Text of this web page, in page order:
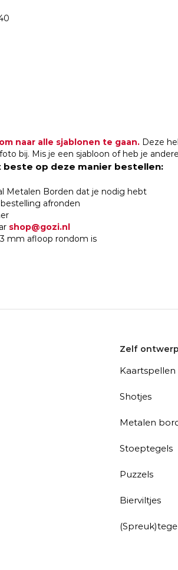
naar alle sjablonen te gaan. Deze
bij. Mis je een sjabloon of heb je
beste op deze manier bestellen:
Metalen Borden dat je nodig hebt
afronden
shop@gozi.nl
mm afloop rondom is
Zelf
Kaartspellen
Shotjes
Metalen
Stoeptegels
Puzzels
Bierviltjes